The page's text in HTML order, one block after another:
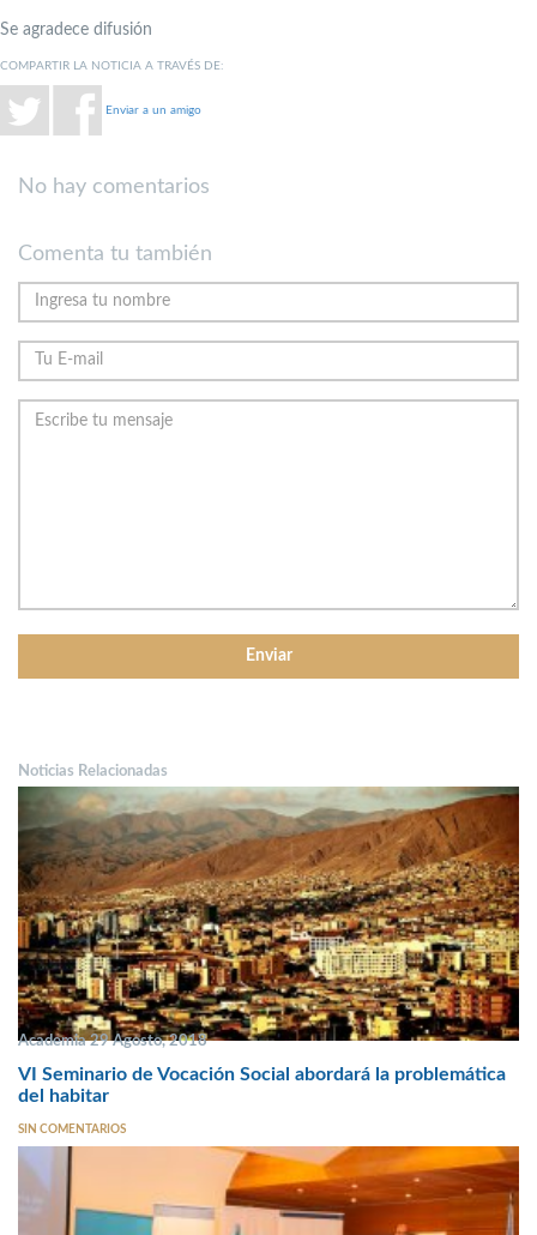
Se agradece difusión
COMPARTIR LA NOTICIA A TRAVÉS DE:
Enviar a un amigo
No hay comentarios
Comenta tu también
Noticias Relacionadas
Academia 29 Agosto, 2018
VI Seminario de Vocación Social abordará la problemática
del habitar
SIN COMENTARIOS